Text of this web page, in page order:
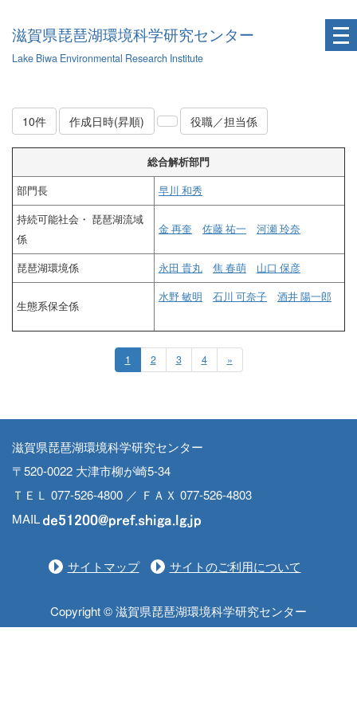
滋賀県琵琶湖環境科学研究センター
Lake Biwa Environmental Research Institute
10件 作成日時(昇順) 役職／担当係
総合解析部門
部門長
早川 和秀
持続可能社会・ 琵琶湖流域
係
金 再奎 佐藤 祐一 河瀬 玲奈
琵琶湖環境係 永田 貴丸 焦 春萌 山口 保彦
生態系保全係
水野 敏明 石川 可奈子 酒井 陽一郎
1 2 3 4 »
滋賀県琵琶湖環境科学研究センター
〒520-0022 大津市柳が崎5-34
ＴＥＬ 077-526-4800 ／ ＦＡＸ 077-526-4803
MAIL
サイトマップ サイトのご利用について
Copyright © 滋賀県琵琶湖環境科学研究センター